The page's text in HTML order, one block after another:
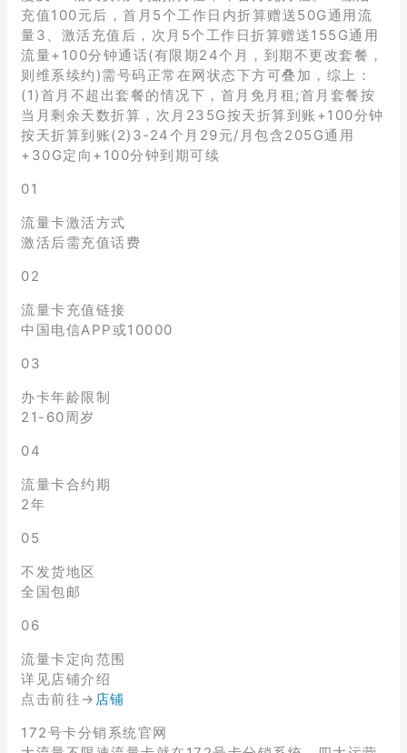
充值100元后，首月5个工作日内折算赠送50G通用流
量3、激活充值后，次月5个工作日折算赠送155G通用
流量+100分钟通话(有限期24个月，到期不更改套餐，
则维系续约)需号码正常在网状态下方可叠加，综上：
(1)首月不超出套餐的情况下，首月免月租;首月套餐按
当月剩余天数折算，次月235G按天折算到账+100分钟
按天折算到账(2)3-24个月29元/月包含205G通用
+30G定向+100分钟到期可续
01
流量卡激活方式
激活后需充值话费
02
流量卡充值链接
中国电信APP或10000
03
办卡年龄限制
21-60周岁
04
流量卡合约期
2年
05
不发货地区
全国包邮
06
流量卡定向范围
详见店铺介绍
点击前往→ 店铺
172号卡分销系统官网